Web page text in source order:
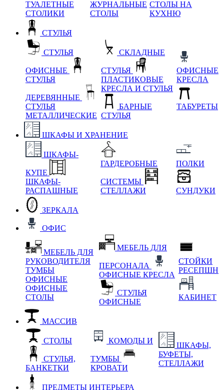
ТУАЛЕТНЫЕ
СТОЛИКИ
ЖУРНАЛЬНЫЕ
СТОЛЫ
СТОЛЫ НА
КУХНЮ
СТУЛЬЯ
СТУЛЬЯ
ОФИСНЫЕ
СТУЛЬЯ
ДЕРЕВЯННЫЕ
СТУЛЬЯ
МЕТАЛЛИЧЕСКИЕ
СКЛАДНЫЕ
СТУЛЬЯ
ПЛАСТИКОВЫЕ
КРЕСЛА И СТУЛЬЯ
БАРНЫЕ
СТУЛЬЯ
ОФИСНЫЕ
КРЕСЛА
ТАБУРЕТЫ
ШКАФЫ И ХРАНЕНИЕ
ШКАФЫ-
КУПЕ
ШКАФЫ-
РАСПАШНЫЕ
ГАРДЕРОБНЫЕ
СИСТЕМЫ
СТЕЛЛАЖИ
ПОЛКИ
СУНДУКИ
ЗЕРКАЛА
ОФИС
МЕБЕЛЬ ДЛЯ
РУКОВОДИТЕЛЯ
ТУМБЫ
ОФИСНЫЕ
ОФИСНЫЕ
СТОЛЫ
МЕБЕЛЬ ДЛЯ
ПЕРСОНАЛА
ОФИСНЫЕ КРЕСЛА
СТУЛЬЯ
ОФИСНЫЕ
СТОЙКИ
РЕСЕПШН
КАБИНЕТ
МАССИВ
СТОЛЫ
СТУЛЬЯ,
БАНКЕТКИ
КОМОДЫ И
ТУМБЫ
КРОВАТИ
ШКАФЫ,
БУФЕТЫ,
СТЕЛЛАЖИ
ПРЕДМЕТЫ ИНТЕРЬЕРА